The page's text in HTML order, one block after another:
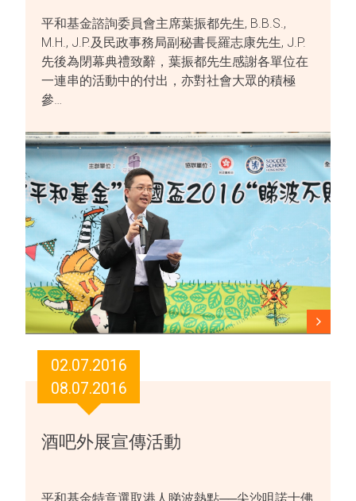
平和基金諮詢委員會主席葉振都先生, B.B.S.,
M.H., J.P.及民政事務局副秘書長羅志康先生, J.P.
先後為閉幕典禮致辭，葉振都先生感謝各單位在
一連串的活動中的付出，亦對社會大眾的積極
參…
02.07.2016
08.07.2016
酒吧外展宣傳活動